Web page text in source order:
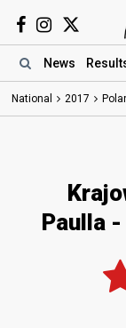
News
National 2017
Paulla -